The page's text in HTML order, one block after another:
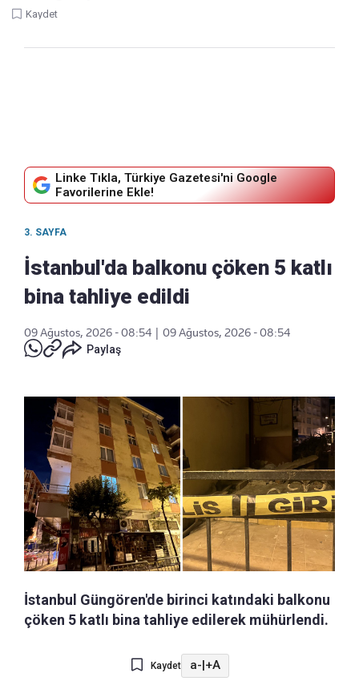
Kaydet
Linke Tıkla, Türkiye Gazetesi'ni Google
Favorilerine Ekle!
3. SAYFA
İstanbul'da balkonu çöken 5 katlı
bina tahliye edildi
09 Ağustos, 2026 - 08:54 | 09 Ağustos, 2026 - 08:54
Paylaş
İstanbul Güngören'de birinci katındaki balkonu
çöken 5 katlı bina tahliye edilerek mühürlendi.
Kaydet a-|+A